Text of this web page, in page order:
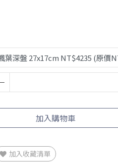
加入購物車
加入收藏清單